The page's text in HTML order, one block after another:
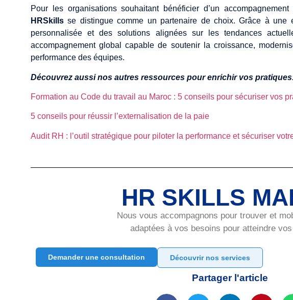
Pour les organisations souhaitant bénéficier d’un
HRSkills se distingue comme un partenaire de choix. Grâce à une
personnalisée et des solutions alignées sur les tendances
accompagnement global capable de soutenir la croissance,
performance des équipes.
Découvrez aussi nos autres ressources pour enrichir vos
Formation au Code du travail au Maroc : 5 conseils pour sécuriser vos
5 conseils pour réussir l’externalisation de la paie
Audit RH : l’outil stratégique pour piloter la performance et sécuriser
HR SKILLS
Nous vous accompagnons pour trouver et
adaptées à vos besoins pour atteindre
Demander une consultation Découvrir nos services
Partager l'article